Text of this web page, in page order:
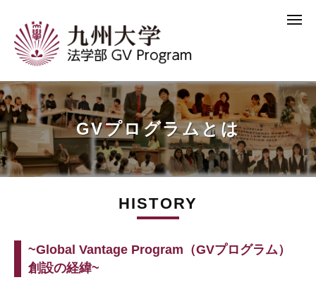
ツ
へ
ス
キ
ッ
プ
九
州
大
学
法
学
V
ロ
メ
GVプログラムとは
HISTORY
HISTORY
2022
~Global Vantage Program（GVプログラム）
創設の経緯~